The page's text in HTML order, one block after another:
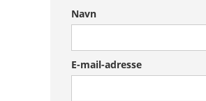
Navn
E-mail-adresse